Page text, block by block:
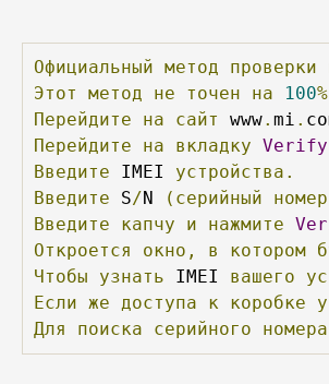
Официальный метод проверки
Этот
метод не точен на 100
Перейдите
на сайт www. mi .
Перейдите
на вкладку Verify
Введите IMEI устройства.
Введите S/N (серийный
Введите
капчу и нажмите
Откроется
окно, в котором
Чтобы
узнать IMEI вашего
Если же доступа к коробке у
Для
поиска серийного номера